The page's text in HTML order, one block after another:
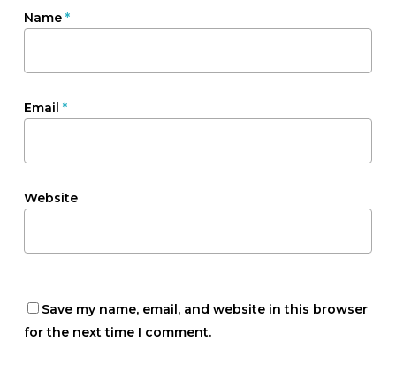
Name *
Email *
Website
Save my name, email, and website in this browser
for the next time I comment.